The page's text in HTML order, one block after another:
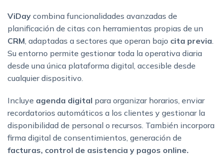
ViDay combina funcionalidades avanzadas de
planificación de citas con herramientas propias de un
CRM , adaptadas a sectores que operan bajo cita previa
Su entorno permite gestionar toda la operativa diaria
desde una única plataforma digital, accesible desde
cualquier dispositivo.
Incluye agenda digital para organizar horarios, enviar
recordatorios automáticos a los clientes y gestionar la
disponibilidad de personal o recursos. También incorpora
firma digital de consentimientos, generación de
facturas, control de asistencia y pagos online.